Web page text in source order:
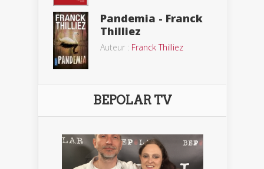
Pandemia - Franck
Thilliez
Auteur : Franck Thilliez
BEPOLAR TV